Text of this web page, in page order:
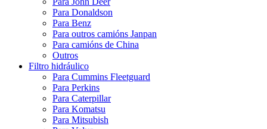
Para Donaldson
Para Benz
Para outros camións Janpan
Para camións de China
Outros
Filtro hidráulico
Para Cummins Fleetguard
Para Perkins
Para Caterpillar
Para Komatsu
Para Mitsubish